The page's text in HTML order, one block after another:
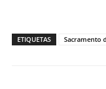
ETIQUETAS Sacramento